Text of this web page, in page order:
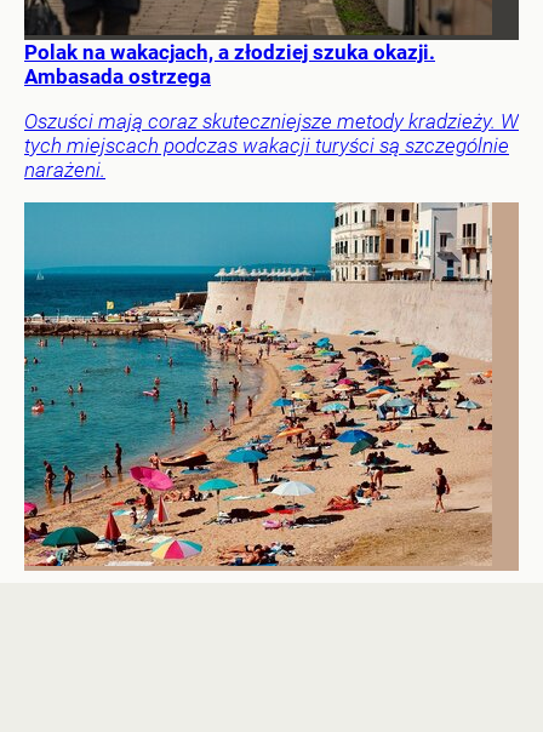
Polak na wakacjach, a złodziej szuka okazji.
Ambasada ostrzega
Oszuści mają coraz skuteczniejsze metody kradzieży. W
tych miejscach podczas wakacji turyści są szczególnie
narażeni.